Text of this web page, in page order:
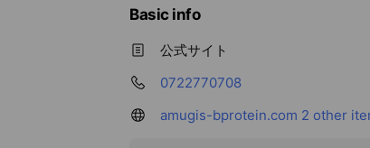
Basic info
公式サイト
0722770708
amugis-bprotein.com 2 other